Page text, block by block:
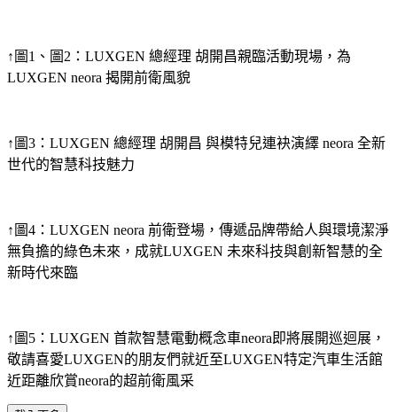
↑圖1、圖2：LUXGEN 總經理 胡開昌親臨活動現場，為
LUXGEN neora 揭開前衛風貌
↑圖3：LUXGEN 總經理 胡開昌 與模特兒連袂演繹 neora 全新
世代的智慧科技魅力
↑圖4：LUXGEN neora 前衛登場，傳遞品牌帶給人與環境潔淨
無負擔的綠色未來，成就LUXGEN 未來科技與創新智慧的全
新時代來臨
↑圖5：LUXGEN 首款智慧電動概念車neora即將展開巡迴展，
敬請喜愛LUXGEN的朋友們就近至LUXGEN特定汽車生活館
近距離欣賞neora的超前衛風采